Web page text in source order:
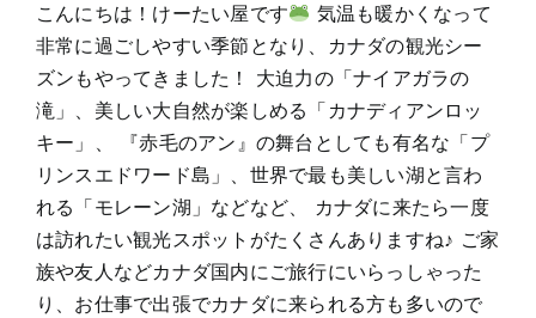
こんにちは！けーたい屋です
気温も暖かくなって
非常に過ごしやすい季節となり、カナダの観光シー
ズンもやってきました！ 大迫力の「ナイアガラの
滝」、美しい大自然が楽しめる「カナディアンロッ
キー」、 『赤毛のアン』の舞台としても有名な「プ
リンスエドワード島」、世界で最も美しい湖と言わ
れる「モレーン湖」などなど、 カナダに来たら一度
は訪れたい観光スポットがたくさんありますね♪ ご家
族や友人などカナダ国内にご旅行にいらっしゃった
り、お仕事で出張でカナダに来られる方も多いので